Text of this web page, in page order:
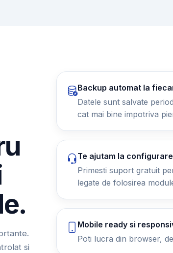
si
Backup automat la
Datele sunt salvate
cat mai bine impotriva
Te ajutam la
Primesti suport gratuit
legate de folosirea
Mobile ready si
Poti lucra din browser,